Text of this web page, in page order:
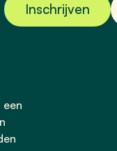
Inschrijven